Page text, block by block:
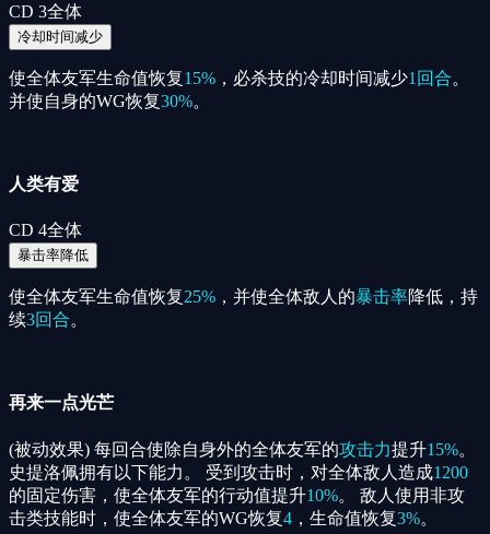
CD 3全体
冷却时间减少
使全体友军生命值恢复15% ，必杀技的冷却时间减少1回合。
并使自身的WG恢复30%。
人类有爱
CD 4全体
暴击率降低
使全体友军生命值恢复25% ，并使全体敌人的暴击率降低，持
续3回合。
再来一点光芒
(被动效果) 每回合使除自身外的全体友军的攻击力提升15%。
史提洛佩拥有以下能力。 受到攻击时，对全体敌人造成1200
的固定伤害，使全体友军的行动值提升10%。 敌人使用非攻
击类技能时，使全体友军的WG恢复4 ，生命值恢复3%。